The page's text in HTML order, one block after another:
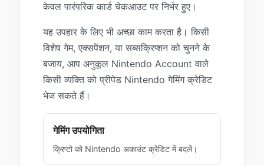
केवल पारंपरिक कार्ड चेकआउट पर निर्भर हुए।
यह उपहार के लिए भी अच्छा काम करता है। किसी
विशेष गेम, एक्सपेंशन, या सब्सक्रिप्शन को चुनने के
बजाय, आप अनुकूल Nintendo Account वाले
किसी व्यक्ति को प्रीपेड Nintendo गेमिंग क्रेडिट
भेज सकते हैं।
गेमिंग उपयोगिता
क्रिप्टो को Nintendo अकाउंट क्रेडिट में बदलें।